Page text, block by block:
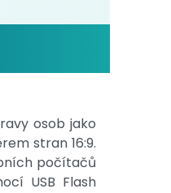
osob jako
stran 16:9.
počítačů
USB Flash